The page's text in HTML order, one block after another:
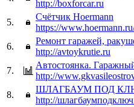
http://boxforcar.ru
5.
Счётчик Hoermann
https://
6.
Ремонт гаражей,
http://avtoykrutie.ru
7.
Автостоянка.
http://
8.
ШЛАГБАУМ ПОД
http://